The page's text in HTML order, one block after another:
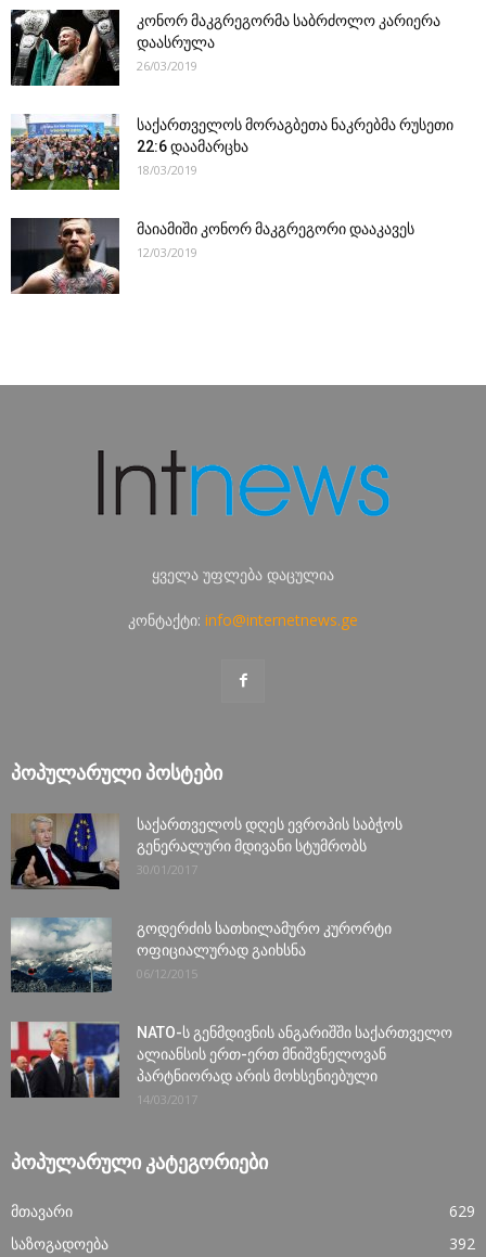
კონორ მაკგრეგორმა საბრძოლო კარიერა
დაასრულა
26/03/2019
საქართველოს მორაგბეთა ნაკრებმა რუსეთი
22:6 დაამარცხა
18/03/2019
მაიამიში კონორ მაკგრეგორი დააკავეს
12/03/2019
ყველა უფლება დაცულია
კონტაქტი: info@internetnews.ge
ᲞᲝᲞᲣᲚᲐᲠᲣᲚᲘ ᲞᲝᲡᲢᲔᲑᲘ
საქართველოს დღეს ევროპის საბჭოს
გენერალური მდივანი სტუმრობს
30/01/2017
გოდერძის სათხილამურო კურორტი
ოფიციალურად გაიხსნა
06/12/2015
NATO-ს გენმდივნის ანგარიშში საქართველო
ალიანსის ერთ-ერთ მნიშვნელოვან
პარტნიორად არის მოხსენიებული
14/03/2017
ᲞᲝᲞᲣᲚᲐᲠᲣᲚᲘ ᲙᲐᲢᲔᲒᲝᲠᲘᲔᲑᲘ
მთავარი
629
საზოგადოება
392